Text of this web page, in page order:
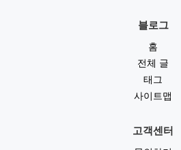
블로그
홈
전체 글
태그
사이트맵
고객센터